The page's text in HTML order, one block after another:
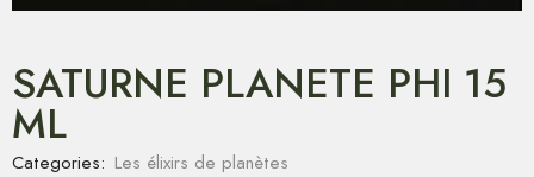
SATURNE PLANETE PHI 15
ML
Categories: Les élixirs de planètes